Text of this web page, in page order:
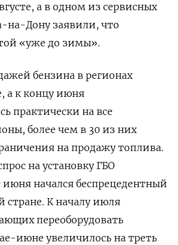
а в одном из сервисных
на-Дону заявили, что
«уже до зимы».
бензина в регионах
а к концу июня
практически на все
более чем в 30 из них
на продажу топлива.
на установку ГБО
июня начался беспрецедентный
стране. К началу июля
переоборудовать
июне увеличилось на треть